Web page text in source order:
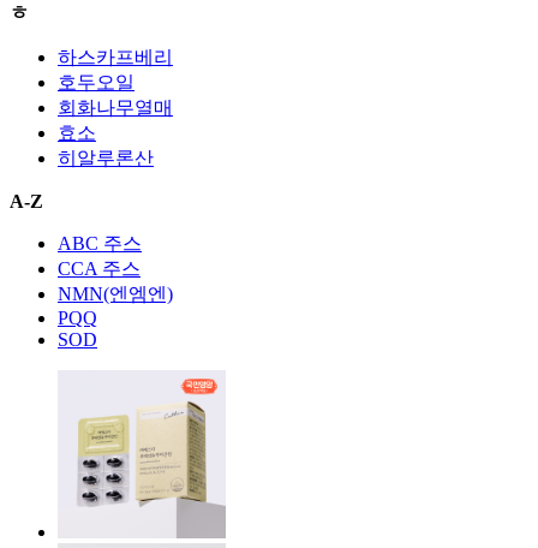
ㅎ
하스카프베리
호두오일
회화나무열매
효소
히알루론산
A-Z
ABC 주스
CCA 주스
NMN(엔엠엔)
PQQ
SOD